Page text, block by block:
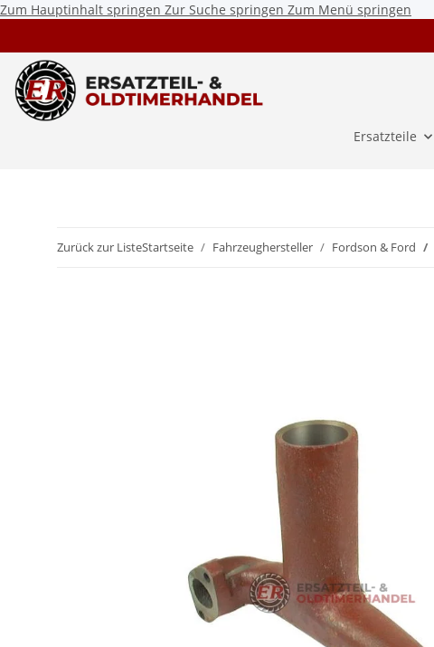
Zum Hauptinhalt springen Zur Suche springen Zum Menü springen
Ersatzteile
Zurück zur ListeStartseite Fahrzeughersteller Fordson & Ford